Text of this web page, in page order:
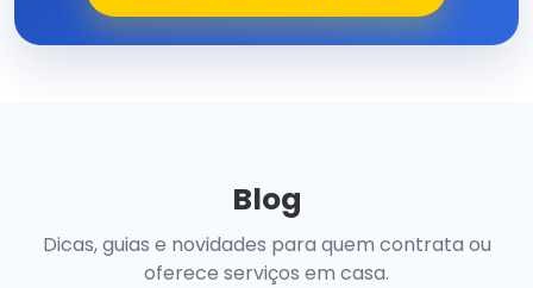
Blog
Dicas, guias e novidades para quem contrata ou
oferece serviços em casa.